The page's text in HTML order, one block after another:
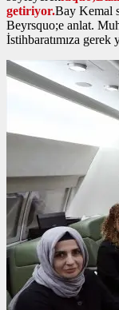
getiriyor.Bay Kemal
Beyrsquo;e anlat.
İstihbaratımıza